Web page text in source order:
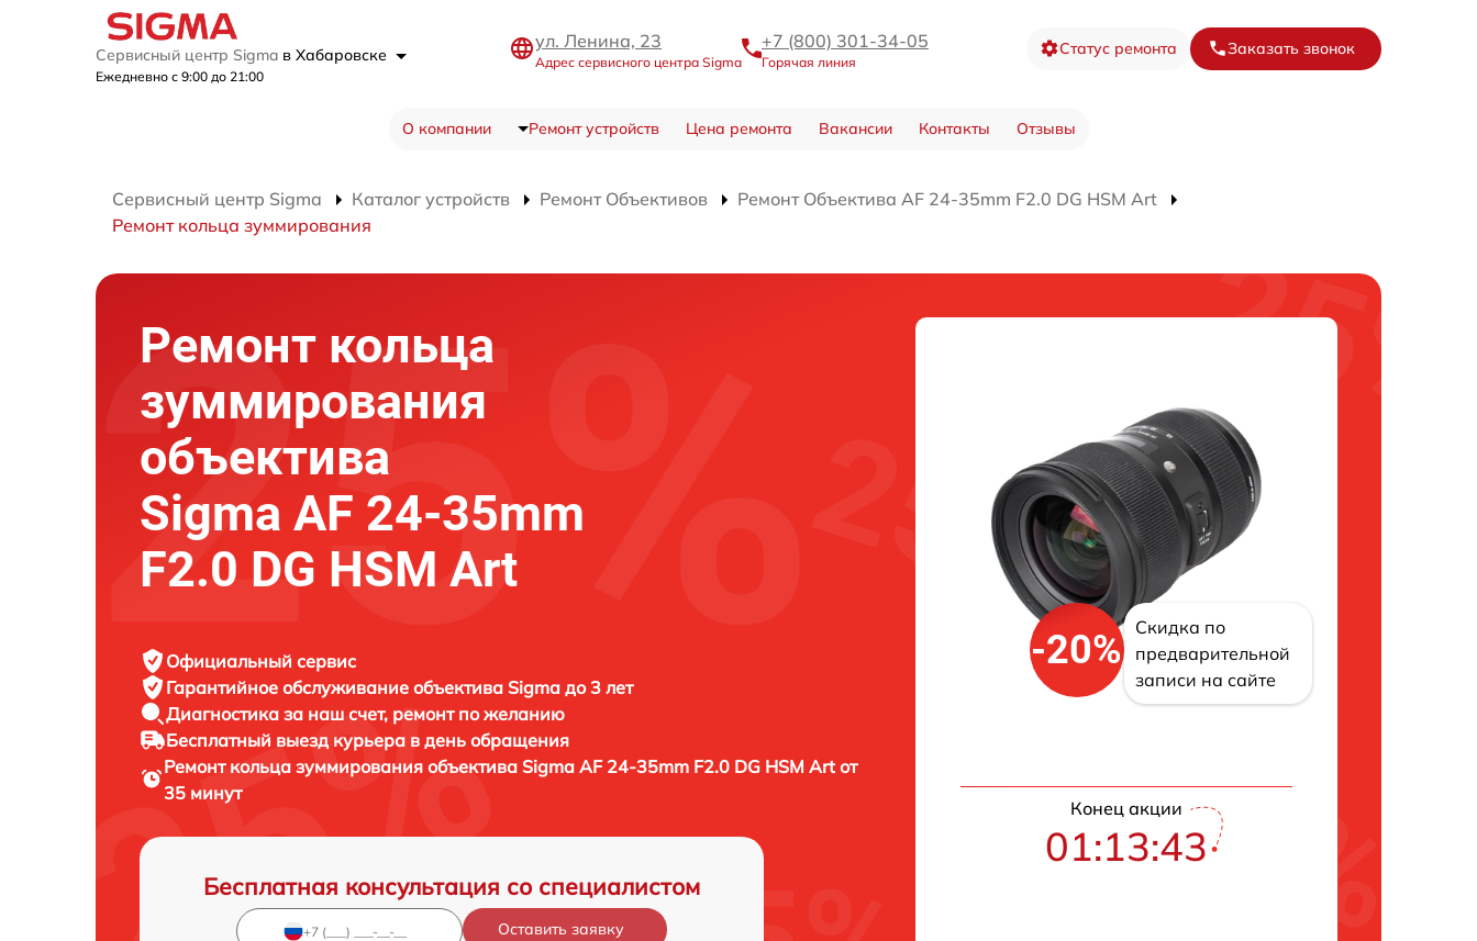
Сервисный центр Sigma в Хабаровске
Ежедневно с 9:00 до 21:00
ул. Ленина, 23
Адрес сервисного центра Sigma
+7 (800) 301-34-05
Горячая линия
Статус ремонта Заказать звонок
О компании Ремонт устройств Цена ремонта Вакансии Контакты Отзывы
Сервисный центр Sigma Каталог устройств Ремонт Объективов
Ремонт Объектива AF 24-35mm F2.0 DG HSM Art
Ремонт кольца зуммирования
Ремонт кольца
зуммирования
объектива
Sigma AF 24-35mm
F2.0 DG HSM Art
Официальный сервис
Гарантийное обслуживание объектива Sigma до 3 лет
Диагностика за наш счет, ремонт по желанию
Бесплатный выезд курьера в день обращения
Ремонт кольца зуммирования объективаSigma AF 24-35mm F2.0 DG HSM Art от
35 минут
Бесплатная консультация со специалистом
Оставить заявку
-20%
Скидка по
предварительной
записи на сайте
Конец акции
01:13:42